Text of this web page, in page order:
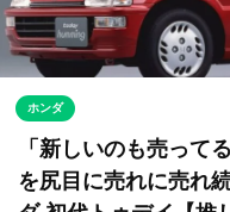
ホンダ
「新しいのも売って
を尻目に売れに売れ